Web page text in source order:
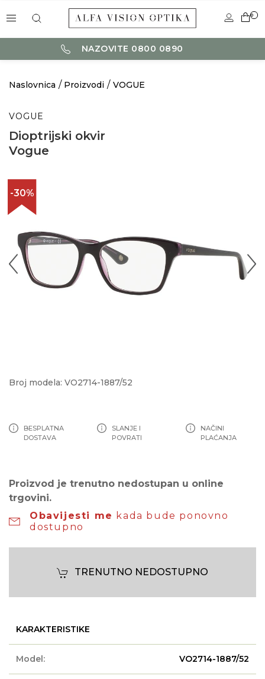
0
NAZOVITE 0800 0890
Naslovnica Proizvodi VOGUE
VOGUE
Dioptrijski okvir
Vogue
-30%
Broj modela: VO2714-1887/52
BESPLATNA
DOSTAVA
SLANJE I
POVRATI
NAČINI
PLAĆANJA
Proizvod je trenutno nedostupan u online
trgovini.
Obavijesti me kada bude ponovno
dostupno
TRENUTNO NEDOSTUPNO
KARAKTERISTIKE
Model: VO2714-1887/52